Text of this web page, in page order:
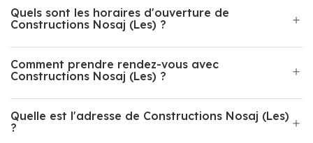
Quels sont les horaires d'ouverture de
Constructions Nosaj (Les) ?
Comment prendre rendez-vous avec
Constructions Nosaj (Les) ?
Quelle est l'adresse de Constructions Nosaj (Les)
?